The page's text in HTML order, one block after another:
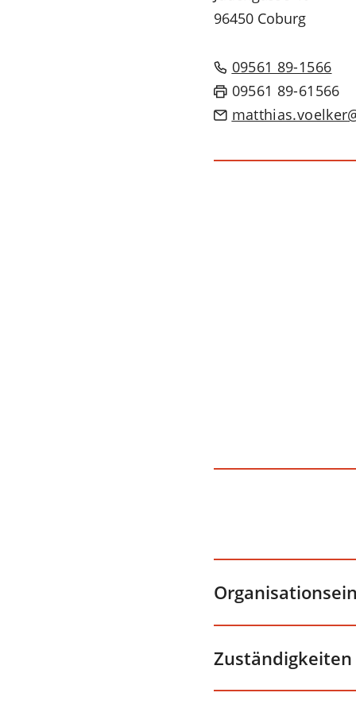
96450 Coburg
09561 89-1566
09561 89-61566
matthias.voelker
Zuständigkeiten